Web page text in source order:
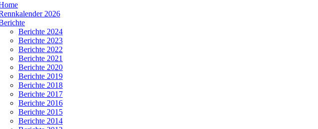
2026
Berichte 2024
Berichte 2023
Berichte 2022
Berichte 2021
Berichte 2020
Berichte 2019
Berichte 2018
Berichte 2017
Berichte 2016
Berichte 2015
Berichte 2014